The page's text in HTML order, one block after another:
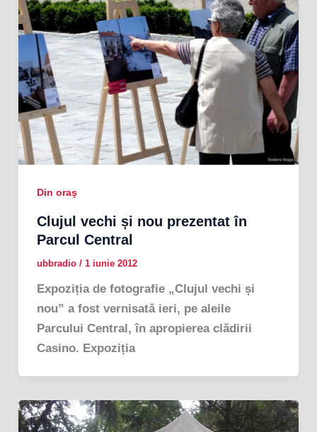
Din oraş
Clujul vechi și nou prezentat în
Parcul Central
ubbradio / 1 iunie 2012
Expoziția de fotografie „Clujul vechi și
nou” a fost vernisată ieri, pe aleile
Parcului Central, în apropierea clădirii
Casino. Expoziția